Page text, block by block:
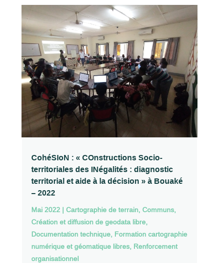
CohéSIoN : « COnstructions Socio-
territoriales des INégalités : diagnostic
territorial et aide à la décision » à Bouaké
– 2022
Mai 2022| Cartographie de terrain, Communs,
Création et diffusion de geodata libre,
Documentation technique, Formation cartographie
numérique et géomatique libres, Renforcement
organisationnel